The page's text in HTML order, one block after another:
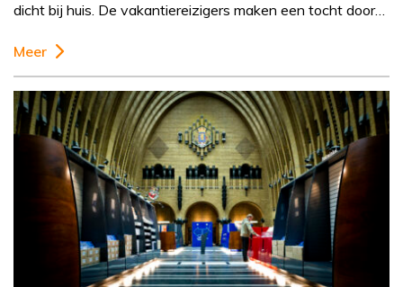
dicht bij huis. De vakantiereizigers maken een tocht door…
Meer